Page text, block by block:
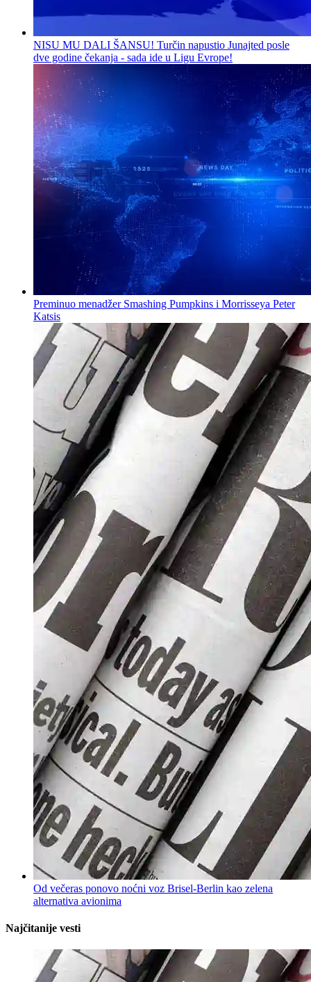
NISU MU DALI ŠANSU! Turčin napustio Junajted posle
dve godine čekanja - sada ide u Ligu Evrope!
Preminuo menadžer Smashing Pumpkins i Morrisseya Peter
Katsis
Od večeras ponovo noćni voz Brisel-Berlin kao zelena
alternativa avionima
Najčitanije vesti